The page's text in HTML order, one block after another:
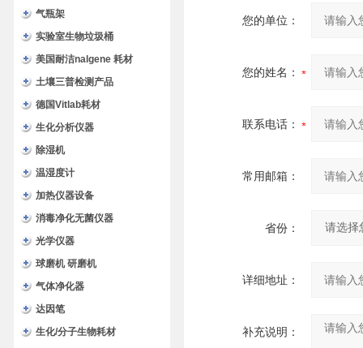
气瓶架
实验室生物垃圾桶
美国耐洁nalgene 耗材
土壤三普检测产品
德国Vitlab耗材
生化分析仪器
除湿机
温湿度计
加热仪器设备
消毒净化无菌仪器
光学仪器
球磨机 研磨机
气体净化器
达因笔
生化/分子生物耗材
您的单位：
您的姓名：
联系电话：
常用邮箱：
省份：
详细地址：
补充说明：